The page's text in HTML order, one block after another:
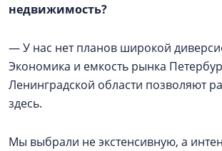
недвижимость?
— У нас нет планов широкой
Экономика и емкость рынка
Ленинградской области позволяют
здесь.
Мы выбрали не экстенсивную, а